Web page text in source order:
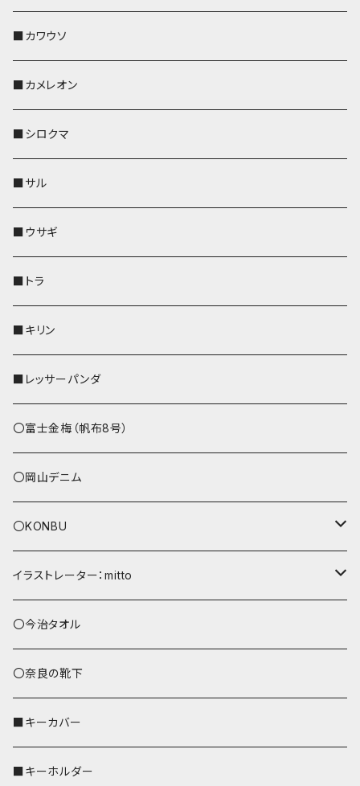
その他
靴下・ミニタオル
その他
財布
靴下・ミニタオル
その他
ペットボトルホルダー
スマホケース
財布
靴下・ミニタオル
その他
ペンホルダー
靴下・ミニタオル
財布
その他
ペンホルダー
レザートレイ
財布
靴下・ミニタオル
その他
帆布・デニム
KONBU
コインケース
AppleWatchバンド
ペットボトルホルダー
ペンホルダー
靴下・ミニタオル
財布
その他
ペンホルダー
ペットボトルホルダー
AppleWatchバンド
財布
その他
ペットボトルホルダー
キーケース
名刺入れ・カードケース
AppleWatchバンド
財布
キーケース
ペンホルダー
IDカードケース
ペットボトルホルダー
その他
リール付きストラップ
リールのみ
ストラップ付
コインケース
名刺入れ
AppleWatchバンド
メガネケース
財布
名刺入れ・カードケース
メガネケース
リール付きストラップ
リールのみ
ストラップ付
ペットボトルホルダー
キーケース
ペンホルダー
AppleWatchバンド
L字ファスナー財布
その他
コインケース
メガネケース
名刺入れ
財布
Apple Watchバンド
■カワウソ
■カメレオン
■シロクマ
■サル
■ウサギ
■トラ
■キリン
■レッサーパンダ
〇富士金梅（帆布8号）
〇岡山デニム
〇KONBU
ショルダーバッグ
あずまバッグ
トートバッグ（L）
バッグインバッグ
イラストレーター：mitto
シマエナガ
ハシビロコウ
オカメインコ
歌うオカメちゃん
セキセイインコ
〇今治タオル
〇奈良の靴下
■キーカバー
■キーホルダー